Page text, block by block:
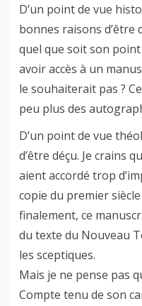
D’un point de vue
bonnes raisons d’être
quel que soit son
avoir accès à un
le souhaiterait pas ?
peu plus des
D’un point de vue
d’être déçu. Je crains
aient accordé trop
copie du premier
finalement, ce
du texte du Nouveau
les sceptiques.
Mais je ne pense pas
Compte tenu de son